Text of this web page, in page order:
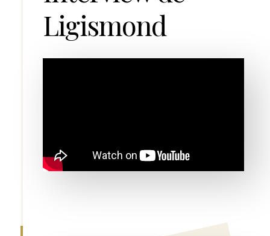
Ligismond